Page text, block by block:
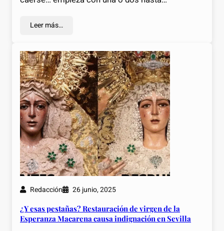
Leer más…
Redacción 26 junio, 2025
¿Y esas pestañas? Restauración de virgen de la
Esperanza Macarena causa indignación en Sevilla